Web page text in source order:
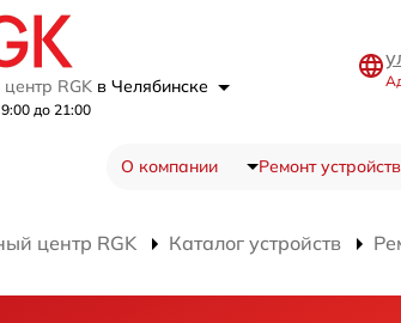
RGK в Челябинске
до 21:00
О компании Ремонт устройств
центр RGK Каталог устройств